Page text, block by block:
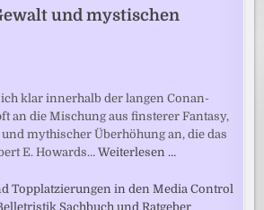
und mystischen
klar innerhalb der langen Conan-
an die Mischung aus finsterer Fantasy,
mythischer Überhöhung an, die das
E. Howards…Weiterlesen …